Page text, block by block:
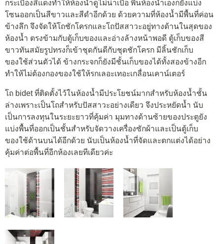
กระเบื้องสีแดงทำให้ห้องน้ำดูไม่น่าเบื่อ พื้นห้องน้ำเองก็ยังแบ่ง
โซนออกเป็นสีขาวและสีดำอีกด้วย ด้วยความที่ห้องน้ำมีพื้นที่ค่อน
ข้างลึก จึงจัดให้โถชักโครกและโถปัสสาวะอยู่ทางด้านในสุดของ
ห้องน้ำ ตรงข้ามกับตู้เก็บของและอ่างล้างหน้าพอดี ตู้เก็บของสี
ขาวทันสมัยรูปทรงก็เข้าชุดกันดีกับชุดชักโครก มีลิ้นชักเก็บ
ของใช้ส่วนตัวได้ ข้างกระจกก็ยังมีชั้นเก็บของได้ทั้งสองข้างอีก
ทำให้ไม่ต้องกองของใช้ให้รกเลอะเทอะเกลื่อนเคาน์เตอร์
โถ bidet ที่ติดตั้งไว้ในห้องน้ำมีประโยชน์มากสำหรับห้องน้ำชั้น
ล่างเพราะเป็นโถสำหรับปัสสาวะอย่างเดียว จึงประหยัดน้ำ นับ
เป็นการลงทุนในระยะยาวที่คุ้มค่า มุมทางด้านซ้ายของประตูยัง
แบ่งพื้นที่ออกเป็นชั้นสำหรับจัดวางเครื่องซักผ้าและเป็นตู้เก็บ
ของใช้ด้านบนได้อีกด้วย นับเป็นห้องน้ำที่จัดและตกแต่งได้อย่าง
คุ้มค่าต่อพื้นที่อีกห้องเลยทีเดียวค่ะ